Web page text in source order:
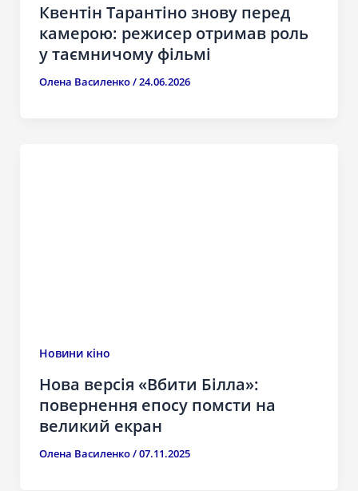
Квентін Тарантіно знову перед
камерою: режисер отримав роль
у таємничому фільмі
Олена Василенко/24.06.2026
Новини кіно
Нова версія «Вбити Білла»:
повернення епосу помсти на
великий екран
Олена Василенко/07.11.2025